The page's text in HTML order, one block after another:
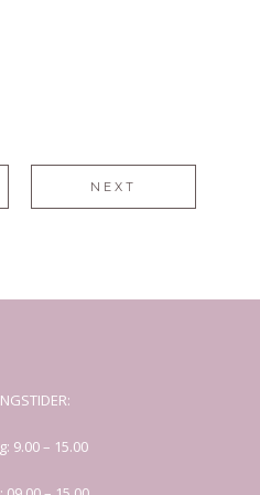
NEXT
9.00 – 15.00